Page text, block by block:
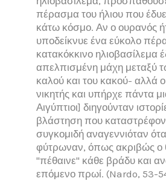
πέρασμα του ήλιου που
κάτω κόσμο. Αν ο ουρανός
υποδείκνυε ένα εύκολο
κατακόκκινο ηλιοβασίλεμα
απελπισμένη μάχη μεταξύ
καλού και του κακού- αλλά ο
νικητής και υπήρχε πάντα
Αιγύπτιοι] διηγούνταν
βλάστηση που
συγκομιδή αναγεννιόταν
φύτρωναν, όπως ακριβώς ο
"πέθαινε" κάθε βράδυ και
επόμενο πρωί. (Nardo, 53-